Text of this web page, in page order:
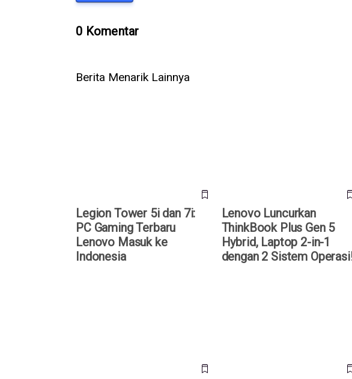
0 Komentar
Berita Menarik Lainnya
Legion Tower 5i dan 7i:
PC Gaming Terbaru
Lenovo Masuk ke
Indonesia
Lenovo Luncurkan
ThinkBook Plus Gen 5
Hybrid, Laptop 2-in-1
dengan 2 Sistem